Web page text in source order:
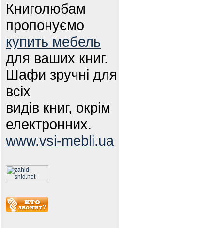
Книголюбам
пропонуємо
купить мебель
для ваших книг.
Шафи зручні для
всіх
видів книг, окрім
електронних.
www.vsi-mebli.ua